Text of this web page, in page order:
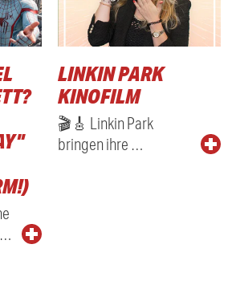
LINKIN PARK
KINOFILM
🎬🎸 Linkin Park
bringen ihre …